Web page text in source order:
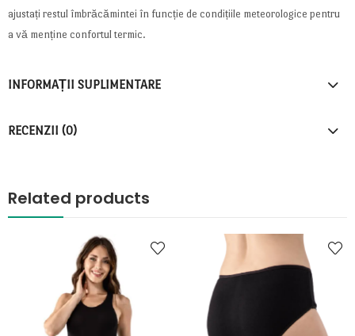
ajustați restul îmbrăcămintei în funcție de condițiile meteorologice pentru
a vă menține confortul termic.
INFORMAȚII SUPLIMENTARE
RECENZII (0)
Related products